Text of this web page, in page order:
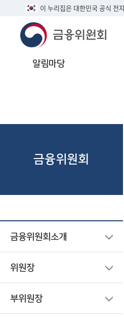
이 누리집은 대한민국 공식 전
알림마당
금융위원회
금융위원회소개
위원장
부위원장